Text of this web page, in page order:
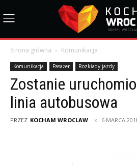
Strona główna Komunikacja
Komunikacja Pasażer Rozkłady jazdy
Zostanie
linia autobusowa
PRZEZ KOCHAM WROCLAW 6 MARCA